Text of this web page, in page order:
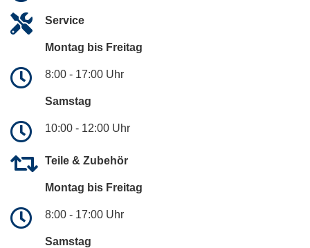
Service
Montag bis Freitag
8:00 - 17:00 Uhr
Samstag
10:00 - 12:00 Uhr
Teile & Zubehör
Montag bis Freitag
8:00 - 17:00 Uhr
Samstag